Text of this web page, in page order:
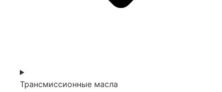
Трансмиссионные масла